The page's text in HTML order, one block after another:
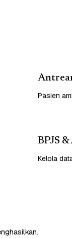
Pasien
BPJS
Kelola